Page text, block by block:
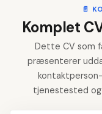
📄
Komplet
Dette CV som
præsenterer
tjenestested og